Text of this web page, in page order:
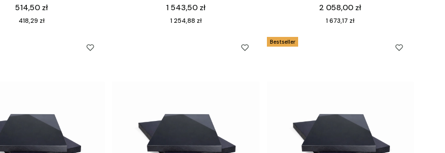
Cena
514,50 zł
Cena
418,29 zł
Cena
1 543,50 zł
Cena
1 254,88 zł
Cena
2 058,00 zł
Cena
1 673,17 zł
Bestseller